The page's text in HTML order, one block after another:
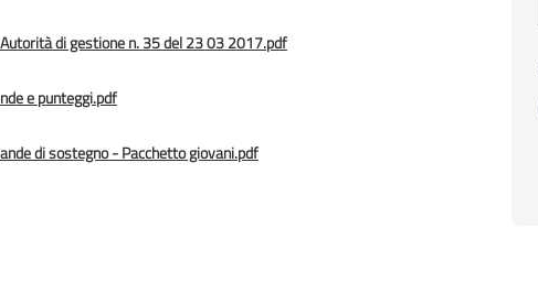
di gestione n. 35 del 23 03 2017.pdf
e punteggi.pdf
di sostegno - Pacchetto giovani.pdf